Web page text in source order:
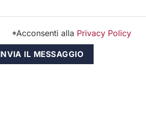
*Acconsenti alla Privacy Policy